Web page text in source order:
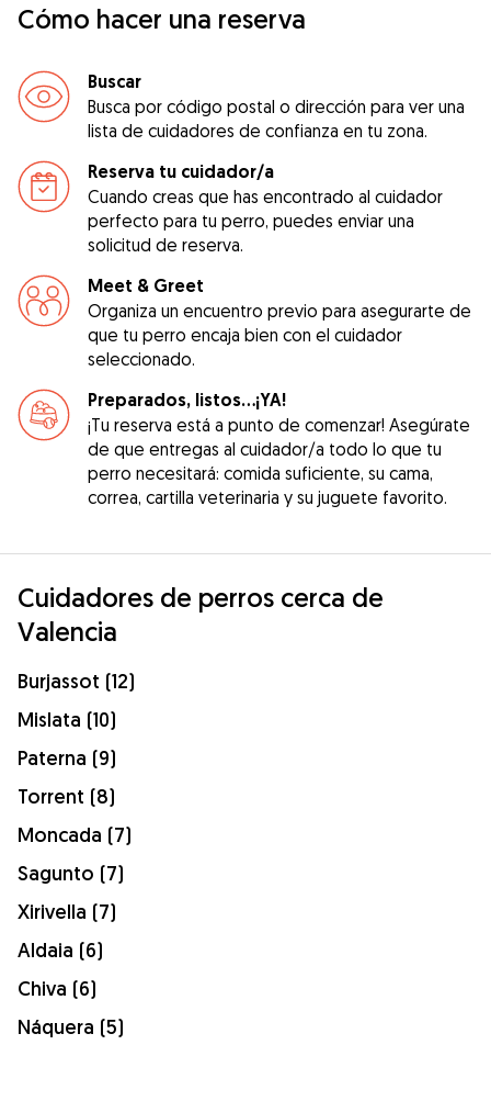
Cómo hacer una reserva
Buscar
Busca por código postal o dirección para ver una
lista de cuidadores de confianza en tu zona.
Reserva tu cuidador/a
Cuando creas que has encontrado al cuidador
perfecto para tu perro, puedes enviar una
solicitud de reserva.
Meet & Greet
Organiza un encuentro previo para asegurarte de
que tu perro encaja bien con el cuidador
seleccionado.
Preparados, listos...¡YA!
¡Tu reserva está a punto de comenzar! Asegúrate
de que entregas al cuidador/a todo lo que tu
perro necesitará: comida suficiente, su cama,
correa, cartilla veterinaria y su juguete favorito.
Cuidadores de perros cerca de
Valencia
Burjassot (12)
Mislata (10)
Paterna (9)
Torrent (8)
Moncada (7)
Sagunto (7)
Xirivella (7)
Aldaia (6)
Chiva (6)
Náquera (5)